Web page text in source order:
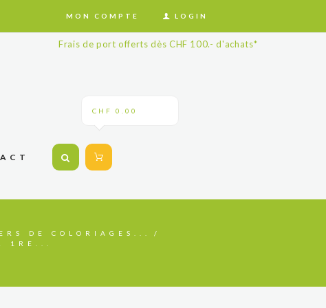
MON COMPTE LOGIN
Frais de port offerts dès CHF 100.- d'achats*
CHF 0.00
DE COLORIAGES...
! 1RE...